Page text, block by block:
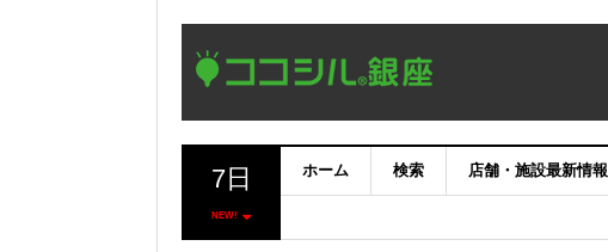
7日
NEW!
ホーム 検索 店舗・施設最新情報